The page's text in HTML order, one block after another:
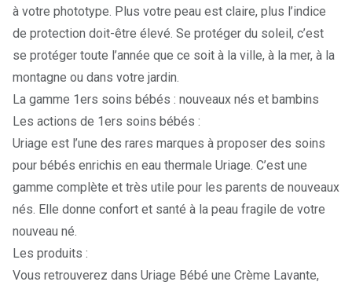
à votre phototype. Plus votre peau est claire, plus l’indice
de protection doit-être élevé. Se protéger du soleil, c’est
se protéger toute l’année que ce soit à la ville, à la mer, à la
montagne ou dans votre jardin.
La gamme 1ers soins bébés : nouveaux nés et bambins
Les actions de 1ers soins bébés :
Uriage est l’une des rares marques à proposer des soins
pour bébés enrichis en eau thermale Uriage. C’est une
gamme complète et très utile pour les parents de nouveaux
nés. Elle donne confort et santé à la peau fragile de votre
nouveau né.
Les produits :
Vous retrouverez dans Uriage Bébé une Crème Lavante,